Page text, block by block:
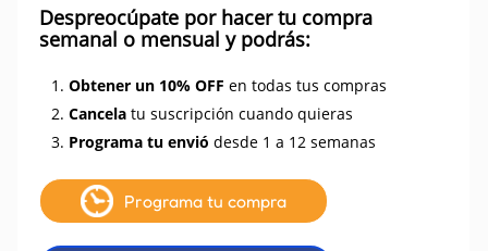
Despreocúpate por hacer tu compra
semanal o mensual y podrás:
1. Obtener un 10% OFF en todas tus compras
2. Cancela tu suscripción cuando quieras
3. Programa tu envió desde 1 a 12 semanas
Programa tu compra